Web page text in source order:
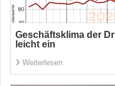
Geschäftsklima der
leicht ein
Weiterlesen